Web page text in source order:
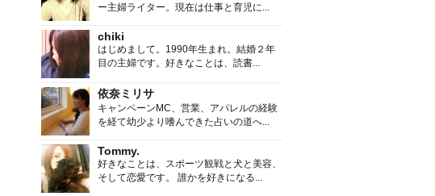
ー主婦ライター。現在は仕事と育児に...
chiki
はじめまして。1990年生まれ。結婚２年
目の主婦です。好きなことは、読書...
依奈ミリサ
キャンペーンMC、営業、アパレルの経験
を経て幼少より嗜んできた占いの道へ...
Tommy.
好きなことは、スポーツ観戦と犬と美容、
そして恋愛です。 誰かを好きになる...